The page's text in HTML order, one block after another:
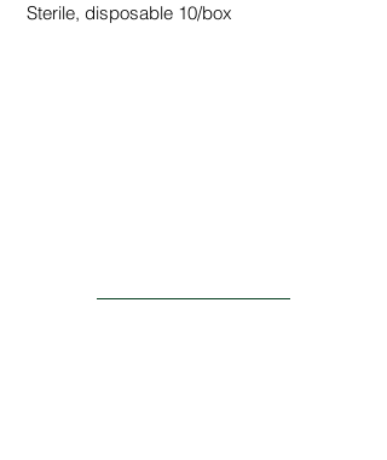
Sterile, disposable 10/box